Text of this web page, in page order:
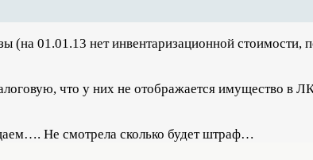
(на 01.01.13 нет инвентаризационной стоимости,
что у них не отображается имущество в
Не смотрела сколько будет штраф…